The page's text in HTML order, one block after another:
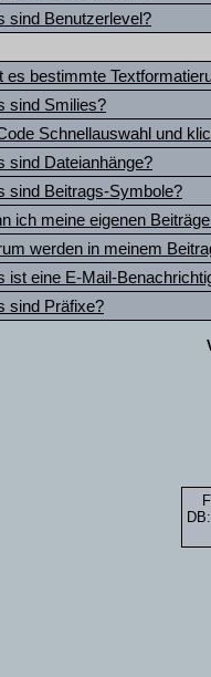
sind Benutzerlevel?
es bestimmte
sind Smilies?
Schnellauswahl und
sind Dateianhänge?
sind Beitrags-Symbole?
ich meine eigenen
werden in meinem
ist eine E-Mail-
sind Präfixe?